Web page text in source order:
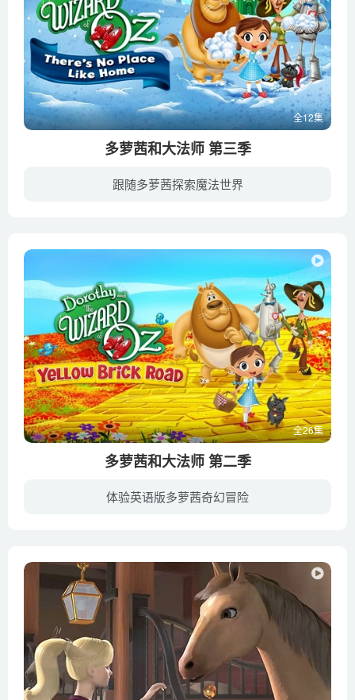
全12集
多萝茜和大法师 第三季
跟随多萝茜探索魔法世界
全26集
多萝茜和大法师 第二季
体验英语版多萝茜奇幻冒险